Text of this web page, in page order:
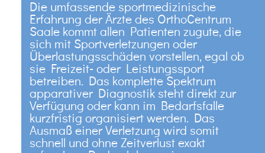
Die umfassende sportmedizinische
Erfahrung der Ärzte des OrthoCentrum
Saale kommt allen Patienten zugute, die
sich mit Sportverletzungen oder
Überlastungsschäden vorstellen, egal ob
sie Freizeit- oder Leistungssport
betreiben. Das komplette Spektrum
apparativer Diagnostik steht direkt zur
Verfügung oder kann im Bedarfsfalle
kurzfristig organisiert werden. Das
Ausmaß einer Verletzung wird somit
schnell und ohne Zeitverlust exakt